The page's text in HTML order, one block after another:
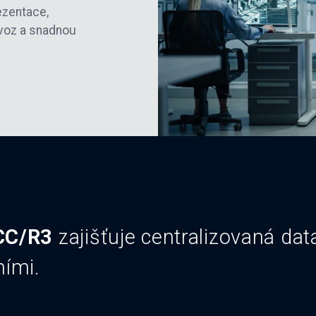
a snadnou
R3 zajišťuje centralizovaná